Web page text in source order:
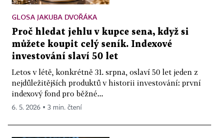
GLOSA JAKUBA DVOŘÁKA
Proč hledat jehlu v kupce sena, když si
můžete koupit celý seník. Indexové
investování slaví 50 let
Letos v létě, konkrétně 31. srpna, oslaví 50 let jeden z
nejdůležitějších produktů v historii investování: první
indexový fond pro běžné...
6. 5. 2026 ▪ 3 min. čtení